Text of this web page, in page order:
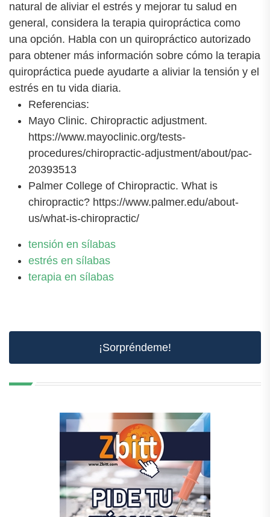
natural de aliviar el estrés y mejorar tu salud en
general, considera la terapia quiropráctica como
una opción. Habla con un quiropráctico autorizado
para obtener más información sobre cómo la terapia
quiropráctica puede ayudarte a aliviar la tensión y el
estrés en tu vida diaria.
Referencias:
Mayo Clinic. Chiropractic adjustment.
https://www.mayoclinic.org/tests-
procedures/chiropractic-adjustment/about/pac-
20393513
Palmer College of Chiropractic. What is
chiropractic? https://www.palmer.edu/about-
us/what-is-chiropractic/
tensión en sílabas
estrés en sílabas
terapia en sílabas
¡Sorpréndeme!